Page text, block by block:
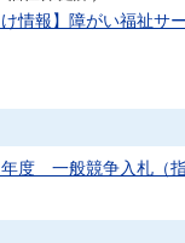
け情報】障がい福祉サ
度 一般競争入札（